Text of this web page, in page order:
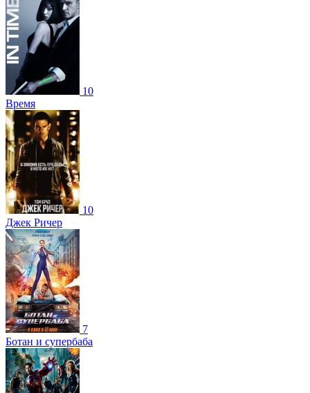
10
Время
10
Джек Ричер
7
Ботан и супербаба